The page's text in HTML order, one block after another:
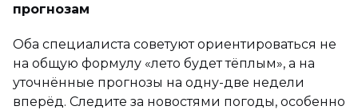
прогнозам
Оба специалиста советуют ориентироваться не
на общую формулу «лето будет тёплым», а на
уточнённые прогнозы на одну-две недели
вперёд. Следите за новостями погоды, особенно